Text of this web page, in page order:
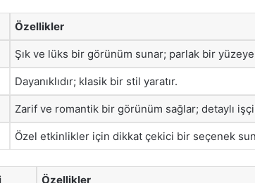
Özellikler
Şık ve lüks bir görünüm sunar; parlak bir
Dayanıklıdır; klasik bir stil yaratır.
Zarif ve romantik bir görünüm sağlar; detaylı
Özel etkinlikler için dikkat çekici bir seçenek
Özellikler